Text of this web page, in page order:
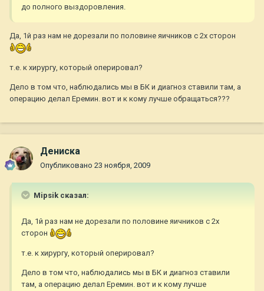
до полного выздоровления.
Да, 1й раз нам не дорезали по половине яичников с 2х сторон
т.е. к хирургу, который оперировал?
Дело в том что, наблюдались мы в БК и диагноз ставили там, а
операцию делал Еремин. вот и к кому лучше обращаться???
Дениска
Опубликовано 23 ноября, 2009
Mipsik сказал:
Да, 1й раз нам не дорезали по половине яичников с 2х
сторон
т.е. к хирургу, который оперировал?
Дело в том что, наблюдались мы в БК и диагноз ставили
там, а операцию делал Еремин. вот и к кому лучше